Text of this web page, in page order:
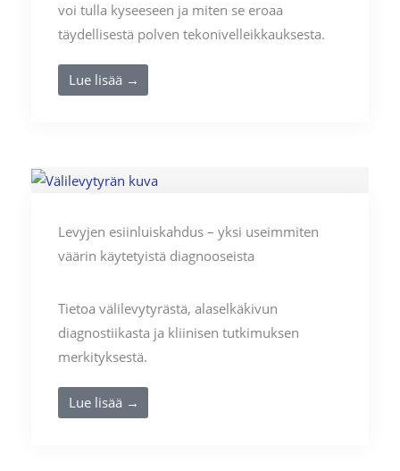
voi tulla kyseeseen ja miten se eroaa
täydellisestä polven tekonivelleikkauksesta.
Lue lisää →
Levyjen esiinluiskahdus – yksi useimmiten
väärin käytetyistä diagnooseista
Tietoa välilevytyrästä, alaselkäkivun
diagnostiikasta ja kliinisen tutkimuksen
merkityksestä.
Lue lisää →